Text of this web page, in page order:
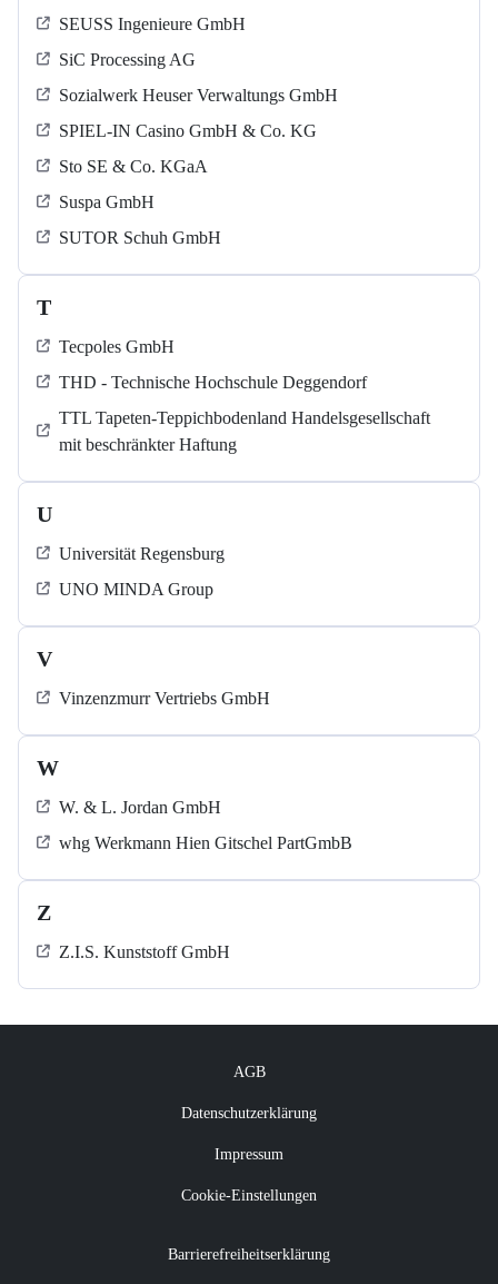
SEUSS Ingenieure GmbH
SiC Processing AG
Sozialwerk Heuser Verwaltungs GmbH
SPIEL-IN Casino GmbH & Co. KG
Sto SE & Co. KGaA
Suspa GmbH
SUTOR Schuh GmbH
T
Tecpoles GmbH
THD - Technische Hochschule Deggendorf
TTL Tapeten-Teppichbodenland Handelsgesellschaft
mit beschränkter Haftung
U
Universität Regensburg
UNO MINDA Group
V
Vinzenzmurr Vertriebs GmbH
W
W. & L. Jordan GmbH
whg Werkmann Hien Gitschel PartGmbB
Z
Z.I.S. Kunststoff GmbH
AGB
Datenschutzerklärung
Impressum
Cookie-Einstellungen
Barrierefreiheitserklärung